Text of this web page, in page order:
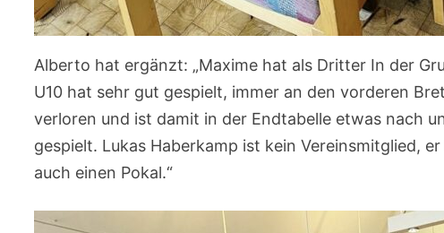
Alberto hat ergänzt: „Maxime hat als Dritter In der
U10 hat sehr gut gespielt, immer an den vorderen
verloren und ist damit in der Endtabelle etwas nach
gespielt. Lukas Haberkamp ist kein Vereinsmitglied,
auch einen Pokal.“